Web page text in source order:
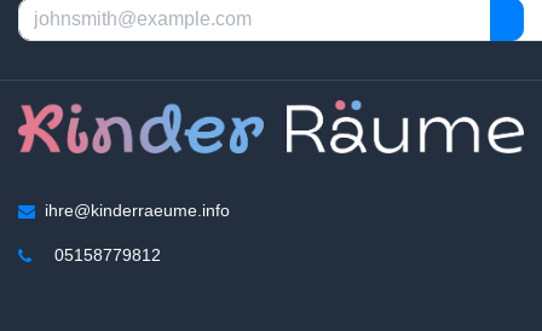
ihre@kinderraeume.info
05158779812